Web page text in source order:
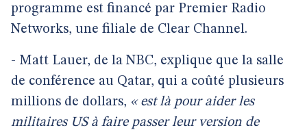
programme est financé par Premier Radio
Networks, une filiale de Clear Channel.
- Matt Lauer, de la NBC, explique que la salle
de conférence au Qatar, qui a coûté plusieurs
millions de dollars, « est là pour aider les
militaires US à faire passer leur version de